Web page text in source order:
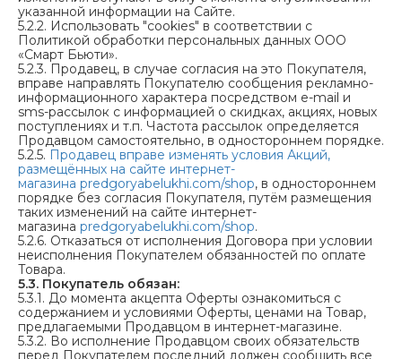
указанной информации на Сайте.
5.2.2. Использовать "cookies" в соответствии с
Политикой обработки персональных данных ООО
«Смарт Бьюти».
5.2.3. Продавец, в случае согласия на это Покупателя,
вправе направлять Покупателю сообщения рекламно-
информационного характера посредством e-mail и
sms-рассылок с информацией о скидках, акциях, новых
поступлениях и т.п. Частота рассылок определяется
Продавцом самостоятельно, в одностороннем порядке.
5.2.5. Продавец вправе изменять условия Акций,
размещённых на сайте интернет-
магазина predgoryabelukhi.com/shop, в одностороннем
порядке без согласия Покупателя, путём размещения
таких изменений на сайте интернет-
магазина predgoryabelukhi.com/shop.
5.2.6. Отказаться от исполнения Договора при условии
неисполнения Покупателем обязанностей по оплате
Товара.
5.3. Покупатель обязан:
5.3.1. До момента акцепта Оферты ознакомиться с
содержанием и условиями Оферты, ценами на Товар,
предлагаемыми Продавцом в интернет-магазине.
5.3.2. Во исполнение Продавцом своих обязательств
перед Покупателем последний должен сообщить все